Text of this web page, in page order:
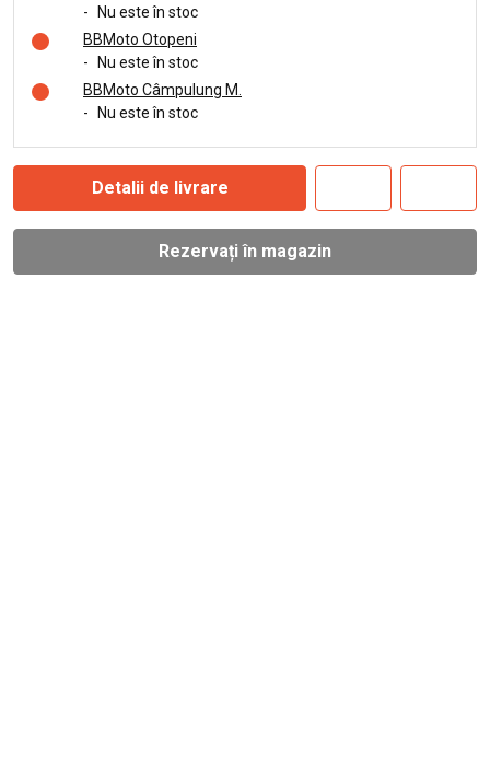
-
Nu este în stoc
BBMoto Otopeni
-
Nu este în stoc
BBMoto Câmpulung M.
-
Nu este în stoc
Detalii de livrare
Rezervați în magazin